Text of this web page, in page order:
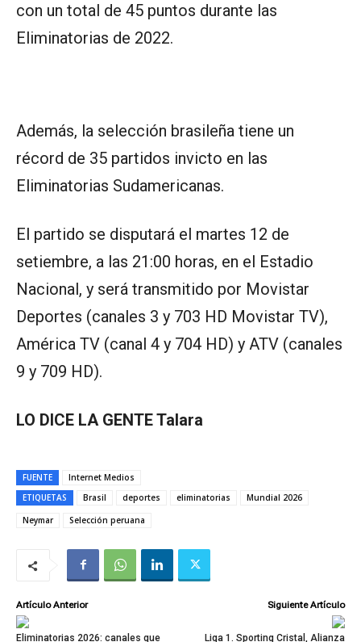
con un total de 45 puntos durante las
Eliminatorias de 2022.
Además, la selección brasileña tiene un
récord de 35 partidos invicto en las
Eliminatorias Sudamericanas.
El partido se disputará el martes 12 de
setiembre, a las 21:00 horas, en el Estadio
Nacional, y será transmitido por Movistar
Deportes (canales 3 y 703 HD Movistar TV),
América TV (canal 4 y 704 HD) y ATV (canales
9 y 709 HD).
LO DICE LA GENTE Talara
FUENTE
Internet Medios
ETIQUETAS
Brasil deportes eliminatorias
Mundial 2026
Neymar
Selección peruana
Artículo Anterior
Eliminatorias 2026: canales que
Siguiente Artículo
Liga 1. Sporting Cristal, Alianza